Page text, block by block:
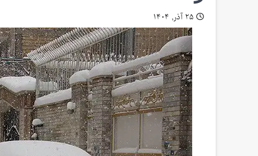
۲۵ آذر, ۱۴۰۴